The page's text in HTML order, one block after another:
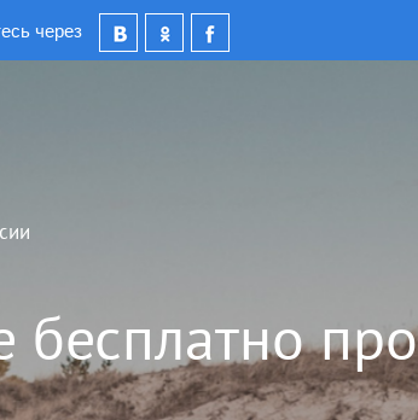
через
бесплатно